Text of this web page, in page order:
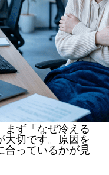
まず「なぜ冷える
大切です。原因を
合っているかが見